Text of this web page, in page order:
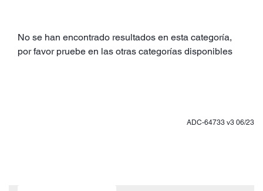
No se han encontrado resultados en esta categoría,
por favor pruebe en las otras categorías disponibles
ADC-64733 v3 06/23